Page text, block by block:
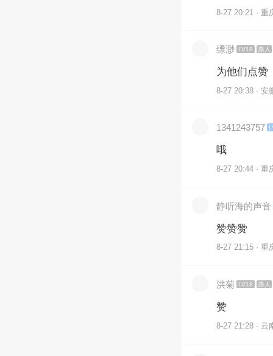
8-27 20:21 · 重
缥渺 LV18 路人
为他们点赞
8-27 20:38 · 安
1341243757
哦
8-27 20:44 · 重
静听海的声音
赞赞赞
8-27 21:15 · 重
洪菊 LV18 路人
赞
8-27 21:28 · 云